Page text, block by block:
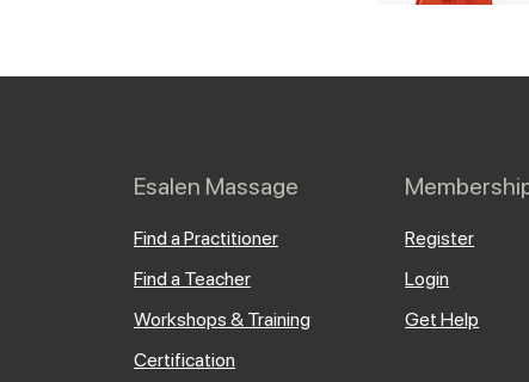
Esalen Massage
Find a Practitioner
Find a Teacher
Workshops & Training
Certification
Register
Login
Get Help